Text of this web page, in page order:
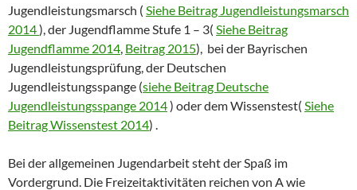
Jugendleistungsmarsch ( Siehe Beitrag Jugendleistungsmarsch
2014), der Jugendflamme Stufe 1 – 3( Siehe Beitrag
Jugendflamme 2014, Beitrag 2015), bei der Bayrischen
Jugendleistungsprüfung, der Deutschen
Jugendleistungsspange (siehe Beitrag Deutsche
Jugendleistungsspange 2014) oder dem Wissenstest( Siehe
Beitrag Wissenstest 2014) .
Bei der allgemeinen Jugendarbeit steht der Spaß im
Vordergrund. Die Freizeitaktivitäten reichen von A wie